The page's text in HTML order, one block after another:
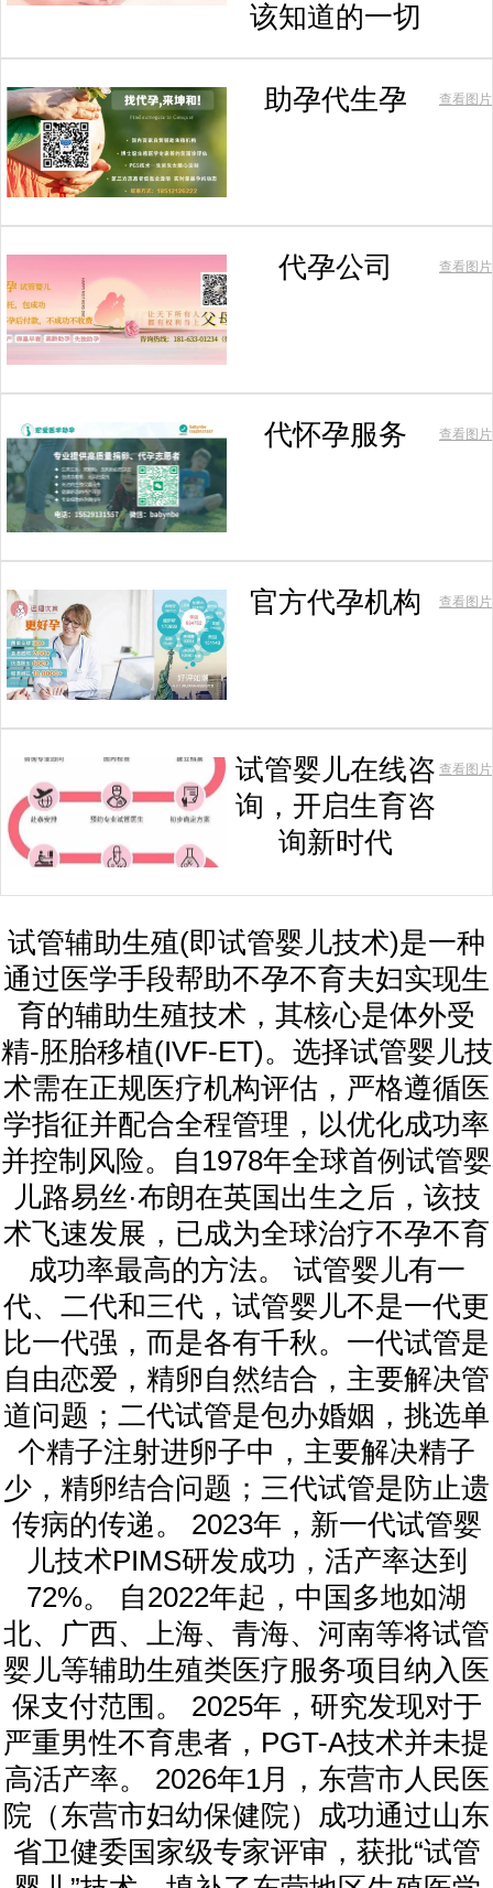
该知道的一切
助孕代生孕 查看图片
代孕公司 查看图片
代怀孕服务 查看图片
官方代孕机构 查看图片
试管婴儿在线咨
询，开启生育咨
询新时代
查看图片
试管辅助生殖(即试管婴儿技术)是一种
通过医学手段帮助不孕不育夫妇实现生
育的辅助生殖技术，其核心是体外受
精-胚胎移植(IVF-ET)。选择试管婴儿技
术需在正规医疗机构评估，严格遵循医
学指征并配合全程管理，以优化成功率
并控制风险。自1978年全球首例试管婴
儿路易丝·布朗在英国出生之后，该技
术飞速发展，已成为全球治疗不孕不育
成功率最高的方法。 试管婴儿有一
代、二代和三代，试管婴儿不是一代更
比一代强，而是各有千秋。一代试管是
自由恋爱，精卵自然结合，主要解决管
道问题；二代试管是包办婚姻，挑选单
个精子注射进卵子中，主要解决精子
少，精卵结合问题；三代试管是防止遗
传病的传递。 2023年，新一代试管婴
儿技术PIMS研发成功，活产率达到
72%。 自2022年起，中国多地如湖
北、广西、上海、青海、河南等将试管
婴儿等辅助生殖类医疗服务项目纳入医
保支付范围。 2025年，研究发现对于
严重男性不育患者，PGT-A技术并未提
高活产率。 2026年1月，东营市人民医
院（东营市妇幼保健院）成功通过山东
省卫健委国家级专家评审，获批“试管